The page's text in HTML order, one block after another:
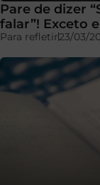
Pare de dizer
falar”! Exceto
Para refletir23/03/